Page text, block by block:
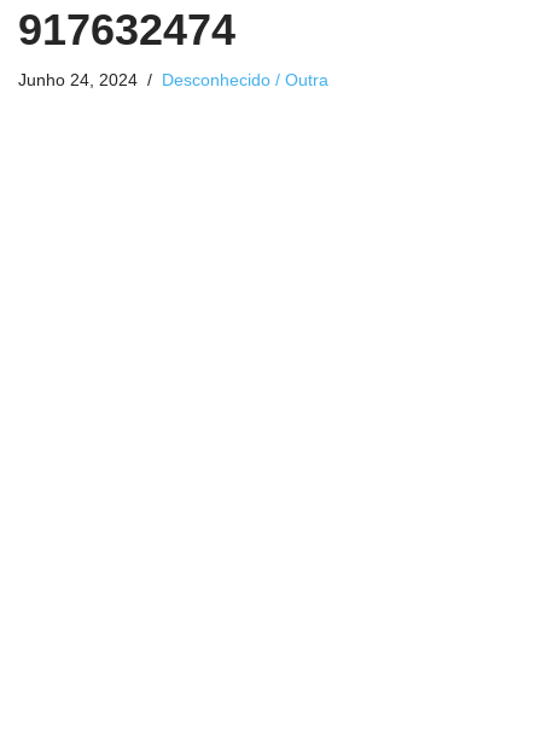
917632474
Junho 24, 2024 Desconhecido / Outra